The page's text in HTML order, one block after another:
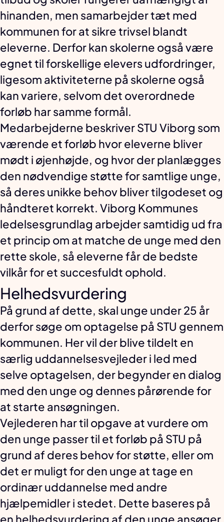
hinanden, men samarbejder tæt med
kommunen for at sikre trivsel blandt
eleverne. Derfor kan skolerne også være
egnet til forskellige elevers udfordringer,
ligesom aktiviteterne på skolerne også
kan variere, selvom det overordnede
forløb har samme formål.
Medarbejderne beskriver STU Viborg som
værende et forløb hvor eleverne bliver
mødt i øjenhøjde, og hvor der planlægges
den nødvendige støtte for samtlige unge,
så deres unikke behov bliver tilgodeset og
håndteret korrekt. Viborg Kommunes
ledelsesgrundlag arbejder samtidig ud fra
et princip om at matche de unge med den
rette skole, så eleverne får de bedste
vilkår for et succesfuldt ophold.
Helhedsvurdering
På grund af dette, skal unge under 25 år
derfor søge om optagelse på STU gennem
kommunen. Her vil der blive tildelt en
særlig uddannelsesvejleder i led med
selve optagelsen, der begynder en dialog
med den unge og dennes pårørende for
at starte ansøgningen.
Vejlederen har til opgave at vurdere om
den unge passer til et forløb på STU på
grund af deres behov for støtte, eller om
det er muligt for den unge at tage en
ordinær uddannelse med andre
hjælpemidler i stedet. Dette baseres på
en helhedsvurdering af den unge ansøger,